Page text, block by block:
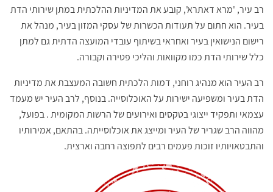
רב עיר, 'מרא דאתרא', קובע את המדיניות ההלכתית במתן שירותי הדת
בעיר. הוא חתום על תעודות הכשרות של עסקי המזון בעיר, מנהל את
רישום הנישואין בעיר ואחראי בשיתוף עובדי המועצה הדתית גם למתן
כלל שירותי הדת כמו מקוואות והליכי פטירה וקבורה.
רב העיר הוא מנהיג רוחני, דמות הלכתית חשובה המעצבת את מדיניות
הדת בעיר ומשפיעה ישירות על האוכלוסייה. בנוסף, לרב העיר יש מעמד
עצמאי ותפקיד ייצוגי בטקסים ואירועים של הרשות המקומית . בפועל,
מהווה הרב שגריר של העיר ומייצג את אוכלוסייתה. בהתאם, אמירותיו
והתבטאויותיו זוכות פעמים רבים לתפוצה רחבה וארצית.